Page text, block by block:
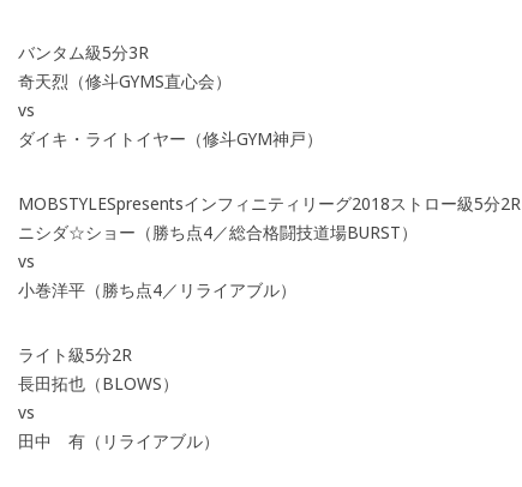
バンタム級5分3R
奇天烈（修斗GYMS直心会）
vs
ダイキ・ライトイヤー（修斗GYM神戸）
MOBSTYLESpresentsインフィニティリーグ2018ストロー級5分2R
ニシダ☆ショー（勝ち点4／総合格闘技道場BURST）
vs
小巻洋平（勝ち点4／リライアブル）
ライト級5分2R
長田拓也（BLOWS）
vs
田中 有（リライアブル）